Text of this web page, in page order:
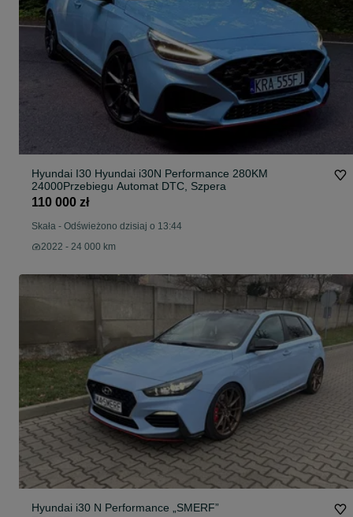
Hyundai I30 Hyundai i30N Performance 280KM
24000Przebiegu Automat DTC, Szpera
110 000 zł
Skała - Odświeżono dzisiaj o 13:44
2022 - 24 000 km
Hyundai i30 N Performance „SMERF”